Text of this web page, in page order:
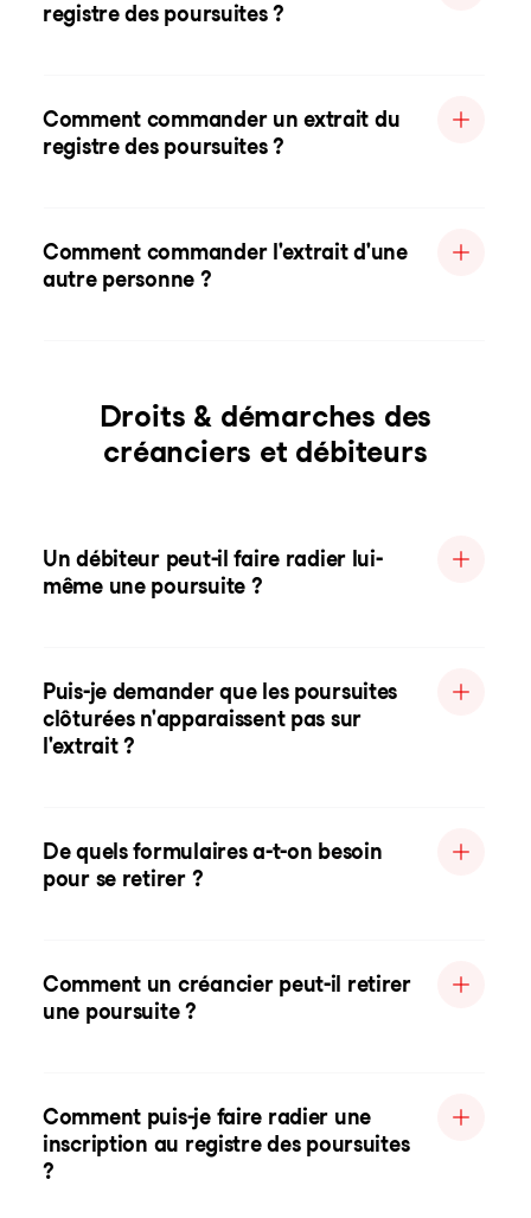
registre des poursuites ?
Comment commander un extrait du
registre des poursuites ?
Comment commander l'extrait d'une
autre personne ?
Droits & démarches des
créanciers et débiteurs
Un débiteur peut-il faire radier lui-
même une poursuite ?
Puis-je demander que les poursuites
clôturées n'apparaissent pas sur
l'extrait ?
De quels formulaires a-t-on besoin
pour se retirer ?
Comment un créancier peut-il retirer
une poursuite ?
Comment puis-je faire radier une
inscription au registre des poursuites
?